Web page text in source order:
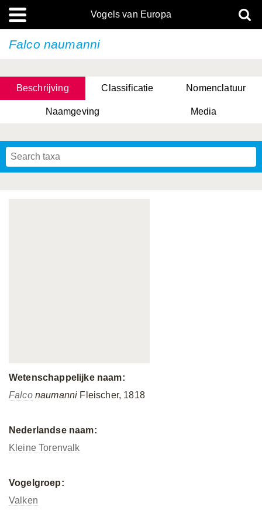
Vogels van Europa
Falco naumanni
Beschrijving Classificatie Nomenclatuur
Naamgeving Media
Wetenschappelijke naam:
Falconaumanni Fleischer, 1818
Nederlandse naam:
Kleine Torenvalk
Vogelgroep:
Valken